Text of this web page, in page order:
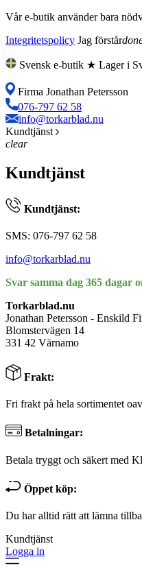
Vår e-butik använder bara
Integritetspolicy Jag förstår
Svensk e-butik ★ Lager i
Firma Jonathan Petersson
076-797 62 58
info@torkarblad.nu
Kundtjänst
clear
Kundtjänst
Kundtjänst:
SMS: 076-797 62 58
info@torkarblad.nu
Svar samma dag 365 dagar
Torkarblad.nu
Jonathan Petersson - Enskild
Blomstervägen 14
331 42 Värnamo
Frakt:
Fri frakt på hela sortimentet
Betalningar:
Betala tryggt och säkert med
Öppet köp:
Du har alltid rätt att lämna
Kundtjänst
Logga in